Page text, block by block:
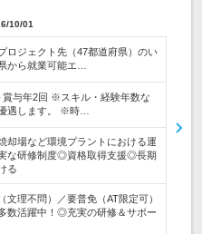
10/01
ロジェクト先（47都道府県）のい
から就業可能エ…
賞与年2回 ※スキル・経験年数な
遇します。 ※時…
却場など環境プラントにおける運
な研修制度◎資格取得支援◎長期
る
文理不問）／要普免（AT限定可）
数活躍中！◎充実の研修＆サポー